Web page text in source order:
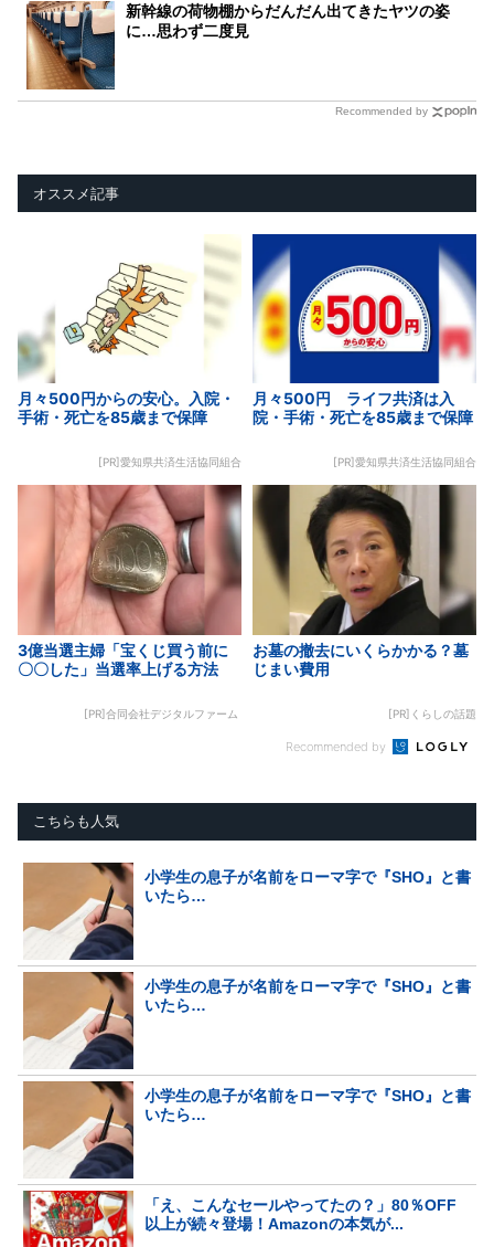
新幹線の荷物棚からだんだん出てきたヤツの姿
に…思わず二度見
Recommended by
オススメ記事
月々500円からの安心。入院・
手術・死亡を85歳まで保障
[PR]愛知県共済生活協同組合
月々500円 ライフ共済は入
院・手術・死亡を85歳まで保障
[PR]愛知県共済生活協同組合
3億当選主婦「宝くじ買う前に
〇〇した」当選率上げる方法
[PR]合同会社デジタルファーム
お墓の撤去にいくらかかる？墓
じまい費用
[PR]くらしの話題
Recommended by
こちらも人気
小学生の息子が名前をローマ字で『SHO』と書
いたら…
小学生の息子が名前をローマ字で『SHO』と書
いたら…
小学生の息子が名前をローマ字で『SHO』と書
いたら…
「え、こんなセールやってたの？」80％OFF
以上が続々登場！Amazonの本気が...